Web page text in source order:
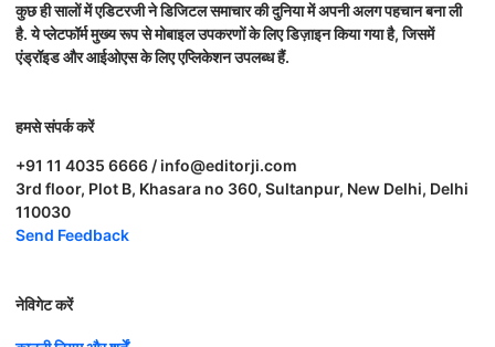
कुछ ही सालों में एडिटरजी ने डिजिटल समाचार की दुनिया में अपनी अलग पहचान बना ली
है. ये प्लेटफॉर्म मुख्य रूप से मोबाइल उपकरणों के लिए डिज़ाइन किया गया है, जिसमें
एंड्रॉइड और आईओएस के लिए एप्लिकेशन उपलब्ध हैं.
हमसे संपर्क करें
+91 11 4035 6666 / info@editorji.com
3rd floor, Plot B, Khasara no 360, Sultanpur, New Delhi, Delhi
110030
Send Feedback
नेविगेट करें